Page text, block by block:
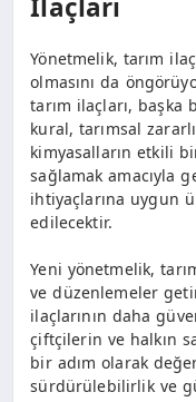
İlaçları
Yönetmelik, tarım
olmasını da
tarım ilaçları, başka
kural, tarımsal
kimyasalların etkili
sağlamak amacıyla
ihtiyaçlarına uygun
edilecektir.
Yeni yönetmelik,
ve düzenlemeler
ilaçlarının daha
çiftçilerin ve halkın
bir adım olarak
sürdürülebilirlik ve